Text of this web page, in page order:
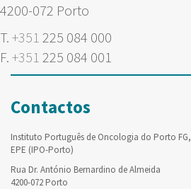
4200-072 Porto
T. +351 225 084 000
F. +351 225 084 001
Contactos
Instituto Português de Oncologia do Porto FG,
EPE (IPO-Porto)
Rua Dr. António Bernardino de Almeida
4200-072 Porto